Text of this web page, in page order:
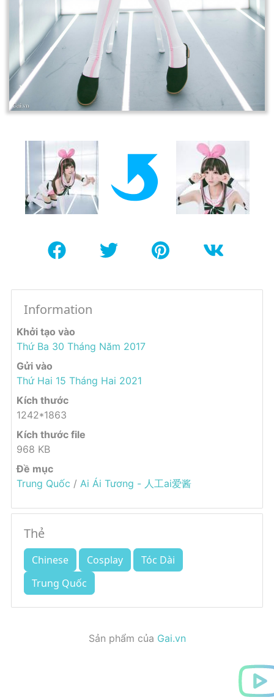
Information
Khởi tạo vào
Thứ Ba 30 Tháng Năm 2017
Gửi vào
Thứ Hai 15 Tháng Hai 2021
Kích thước
1242*1863
Kích thước file
968 KB
Đề mục
Trung Quốc / Ai Ái Tương - 人工ai爱酱
Thẻ
Chinese Cosplay
Tóc Dài
Trung Quốc
Sản phẩm của Gai.vn